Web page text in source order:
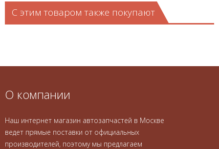
С этим товаром также покупают
О компании
Наш интернет магазин автозапчастей в Москве
ведет прямые поставки от официальных
производителей, поэтому мы предлагаем